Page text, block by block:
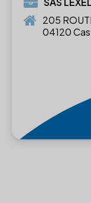
205
04120